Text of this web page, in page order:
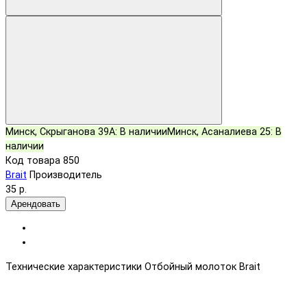
плиткорезы
Минск, Скрыганова 39А: В наличииМинск, Асаналиева 25: В
наличии
Код товара 850
Brait Производитель
35 р.
Арендовать
Технические характеристики Отбойный молоток Brait